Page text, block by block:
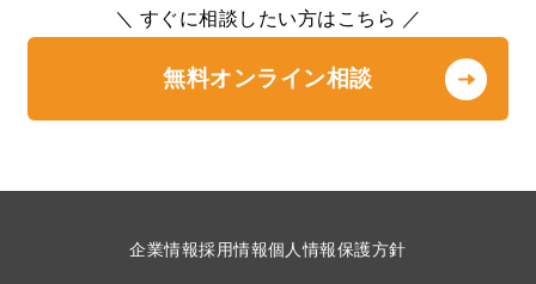
＼ すぐに相談したい方はこちら ／
無料オンライン相談
企業情報採用情報個人情報保護方針